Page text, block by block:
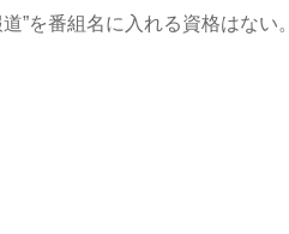
”を番組名に入れる資格はない。